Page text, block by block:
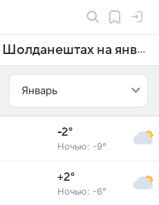
Прогноз погоды в Шолданештах на январь 2026 года
Январь
-2°
Ночью: -9°
+2°
Ночью: -6°